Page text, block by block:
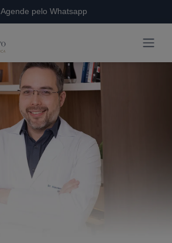
Agende pelo Whatsapp